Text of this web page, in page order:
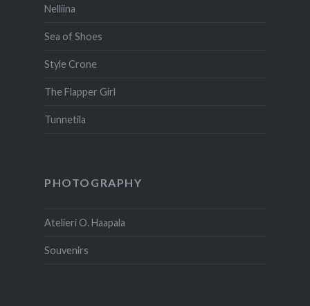
Nelliina
Sea of Shoes
Style Crone
The Flapper Girl
Tunnetila
PHOTOGRAPHY
Atelieri O. Haapala
Souvenirs